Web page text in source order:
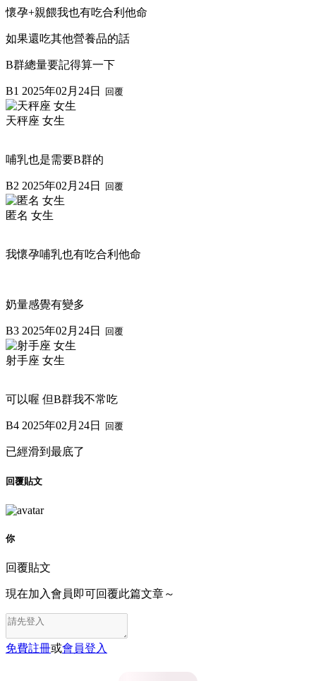
懷孕+親餵我也有吃合利他命
如果還吃其他營養品的話
B群總量要記得算一下
B1 2025年02月24日 回覆
天秤座 女生
哺乳也是需要B群的
B2 2025年02月24日 回覆
匿名 女生
我懷孕哺乳也有吃合利他命
奶量感覺有變多
B3 2025年02月24日 回覆
射手座 女生
可以喔 但B群我不常吃
B4 2025年02月24日 回覆
已經滑到最底了
回覆貼文
你
回覆貼文
現在加入會員即可回覆此篇文章～
免費註冊或會員登入